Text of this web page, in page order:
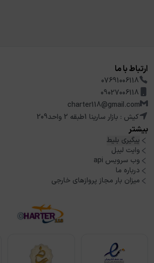
ارتباط با ما
07691006118
09027006118
charter118@gmail.com
کیش : بازار سارینا 1طبقه 2 واحد209
بیشتر
پیگیری بلیط
وایت لیبل
وب سرویس api
درباره ما
میزان بار مجاز پروازهای خارجی